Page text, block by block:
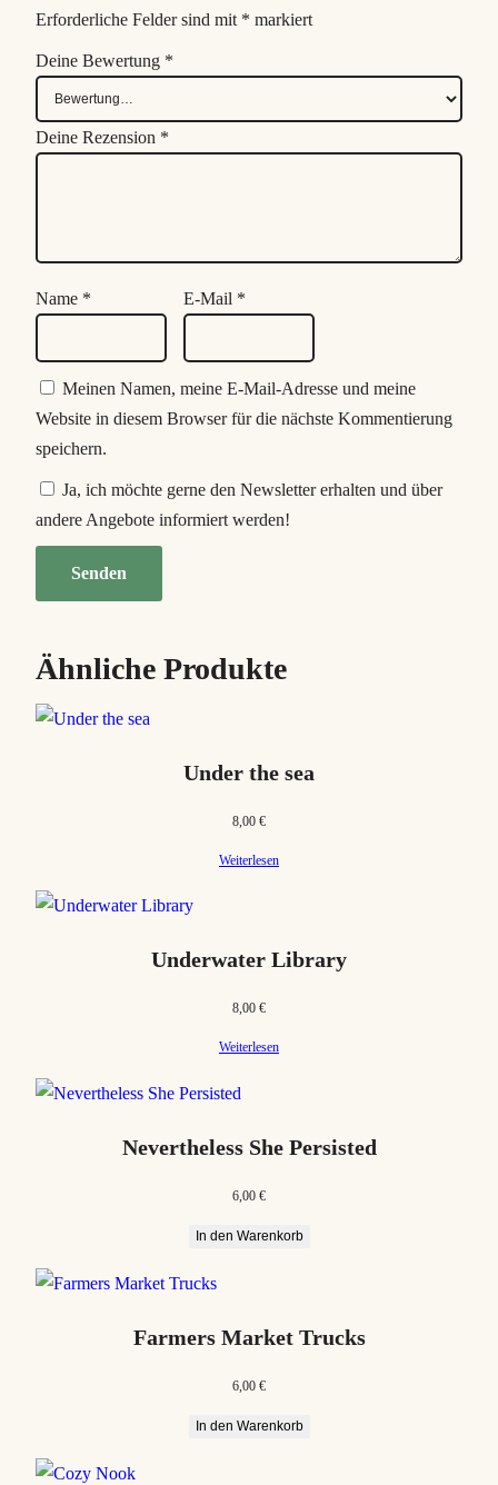
Erforderliche Felder sind mit * markiert
Deine Bewertung *
Deine Rezension *
Name * E-Mail *
Meinen Namen, meine E-Mail-Adresse und meine
Website in diesem Browser für die nächste Kommentierung
speichern.
Ja, ich möchte gerne den Newsletter erhalten und über
andere Angebote informiert werden!
Ähnliche Produkte
Under the sea
8,00 €
Weiterlesen
Underwater Library
8,00 €
Weiterlesen
Nevertheless She Persisted
6,00 €
In den Warenkorb
Farmers Market Trucks
6,00 €
In den Warenkorb